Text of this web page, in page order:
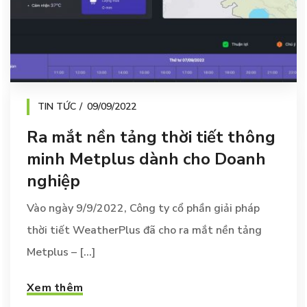
TIN TỨC 09/09/2022
Ra mắt nền tảng thời tiết thông
minh Metplus dành cho Doanh
nghiệp
Vào ngày 9/9/2022, Công ty cổ phần giải pháp
thời tiết WeatherPlus đã cho ra mắt nền tảng
Metplus – [...]
Xem thêm